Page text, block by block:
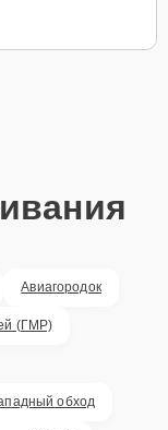
Авиагородок
(ГМР)
обход